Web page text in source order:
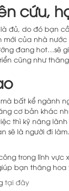
cứu,
đủ, do đó bạn
của nhà
đang hot…sẽ
cũng như
bất kể ngành
cơ bản khác
thì kỹ năng
sẽ là người đi
trong lĩnh
bạn thăng hoa
tại đây